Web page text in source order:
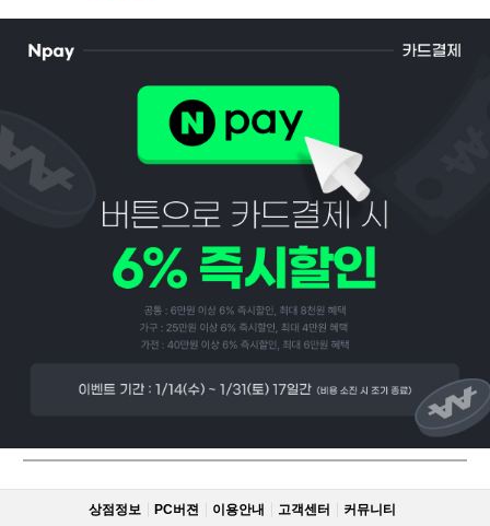
PAYCO 바로
상점정보 PC버젼 이용안내 고객센터 커뮤니티